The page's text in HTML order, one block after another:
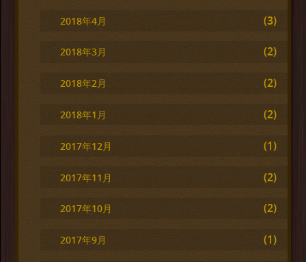
2018年4月 (3)
2018年3月 (2)
2018年2月 (2)
2018年1月 (2)
2017年12月 (1)
2017年11月 (2)
2017年10月 (2)
2017年9月 (1)